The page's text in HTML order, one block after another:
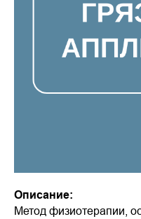
Описание:
Метод физиотерапии,